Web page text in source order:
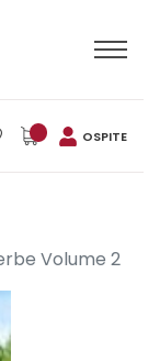
OSPITE
Volume 2